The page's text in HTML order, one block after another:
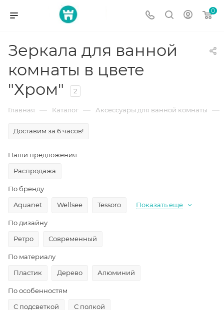
0
Зеркала для ванной
комнаты в цвете
"Хром"
2
Главная — Каталог — Аксессуары для ванной комнаты —
Доставим за 6 часов!
Наши предложения
Распродажа
По бренду
Aquanet
Wellsee Tessoro Показать еще
По дизайну
Ретро
Современный
По материалу
Пластик
Дерево Алюминий
По особенностям
С подсветкой
С полкой